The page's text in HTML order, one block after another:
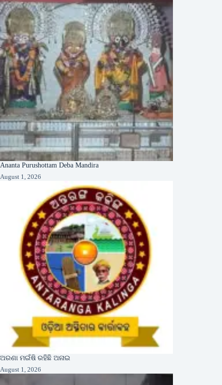
Ananta Purushottam Deba Mandira
August 1, 2026
ଅରଣା ମଇଁଷି ରହିଛି ଅନାଇ
August 1, 2026